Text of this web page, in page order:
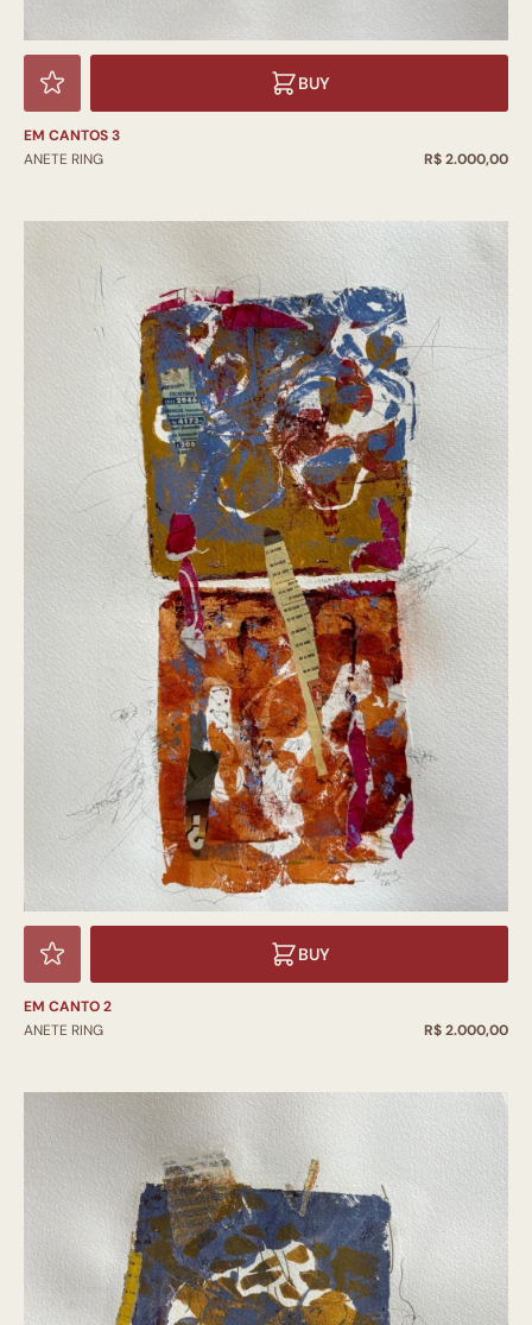
BUY
EM CANTOS 3
ANETE RING
R$ 2.000,00
BUY
EM CANTO 2
ANETE RING
R$ 2.000,00